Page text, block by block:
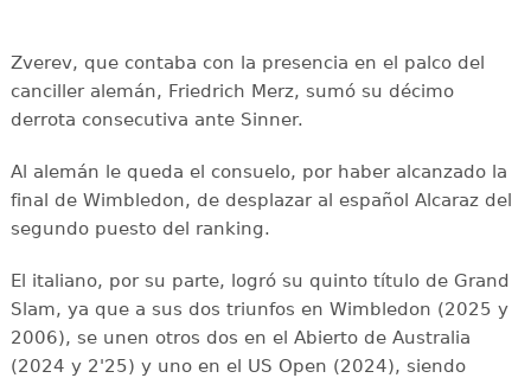
Zverev, que contaba con la presencia en el palco del
canciller alemán, Friedrich Merz, sumó su décimo
derrota consecutiva ante Sinner.
Al alemán le queda el consuelo, por haber alcanzado la
final de Wimbledon, de desplazar al español Alcaraz del
segundo puesto del ranking.
El italiano, por su parte, logró su quinto título de Grand
Slam, ya que a sus dos triunfos en Wimbledon (2025 y
2006), se unen otros dos en el Abierto de Australia
(2024 y 2'25) y uno en el US Open (2024), siendo